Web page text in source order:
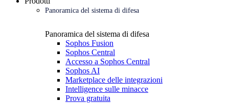
Panoramica del sistema di difesa
Panoramica del sistema di difesa
Sophos Fusion
Sophos Central
Accesso a Sophos Central
Sophos AI
Marketplace delle integrazioni
Intelligence sulle minacce
Prova gratuita